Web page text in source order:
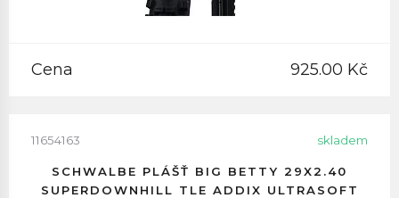
Cena 925.00 Kč
11654163 skladem
SCHWALBE PLÁŠŤ BIG BETTY 29X2.40
SUPERDOWNHILL TLE ADDIX ULTRASOFT